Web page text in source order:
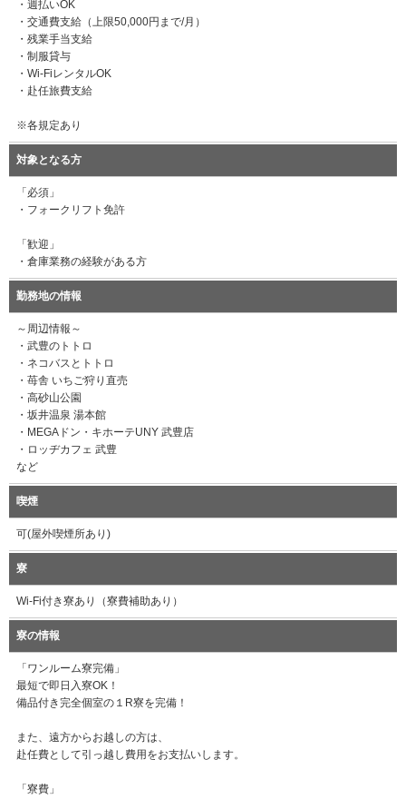
・週払いOK
・交通費支給（上限50,000円まで/月）
・残業手当支給
・制服貸与
・Wi-FiレンタルOK
・赴任旅費支給
※各規定あり
対象となる方
「必須」
・フォークリフト免許
「歓迎」
・倉庫業務の経験がある方
勤務地の情報
～周辺情報～
・武豊のトトロ
・ネコバスとトトロ
・苺舎 いちご狩り直売
・高砂山公園
・坂井温泉 湯本館
・MEGAドン・キホーテUNY 武豊店
・ロッヂカフェ 武豊
など
喫煙
可(屋外喫煙所あり)
寮
Wi-Fi付き寮あり（寮費補助あり）
寮の情報
「ワンルーム寮完備」
最短で即日入寮OK！
備品付き完全個室の１R寮を完備！
また、遠方からお越しの方は、
赴任費として引っ越し費用をお支払いします。
「寮費」